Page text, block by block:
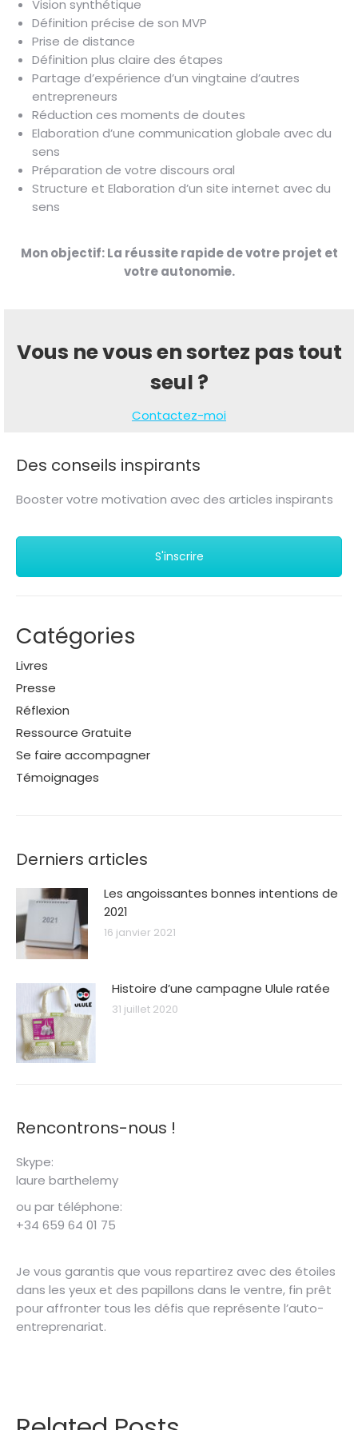
Vision synthétique
Définition précise de son MVP
Prise de distance
Définition plus claire des étapes
Partage d’expérience d’un vingtaine d’autres
entrepreneurs
Réduction ces moments de doutes
Elaboration d’une communication globale avec du
sens
Préparation de votre discours oral
Structure et Elaboration d’un site internet avec du
sens
Mon objectif: La réussite rapide de votre projet et
votre autonomie.
Vous ne vous en sortez pas tout
seul ?
Contactez-moi
Des conseils inspirants
Booster votre motivation avec des articles inspirants
S'inscrire
Catégories
Livres
Presse
Réflexion
Ressource Gratuite
Se faire accompagner
Témoignages
Derniers articles
Les angoissantes bonnes intentions de
2021
16 janvier 2021
Histoire d’une campagne Ulule ratée
31 juillet 2020
Rencontrons-nous !
Skype:
laure barthelemy
ou par téléphone:
+34 659 64 01 75
Je vous garantis que vous repartirez avec des étoiles
dans les yeux et des papillons dans le ventre, fin prêt
pour affronter tous les défis que représente l’auto-
entreprenariat.